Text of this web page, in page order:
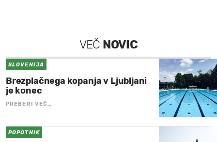
VEČ NOVIC
SLOVENIJA
Brezplačnega kopanja v Ljubljani
je konec
PREBERI VEČ…
POPOTNIK